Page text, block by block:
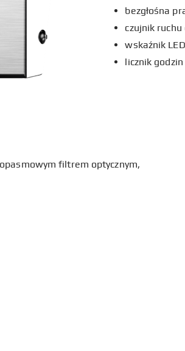
bezgłośna
czujnik
wskaźnik
licznik godzin
filtrem optycznym,